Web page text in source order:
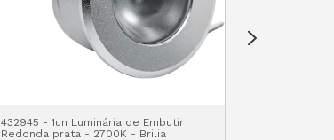
432945 - 1un Luminária de Embutir
Redonda prata - 2700K - Brilia